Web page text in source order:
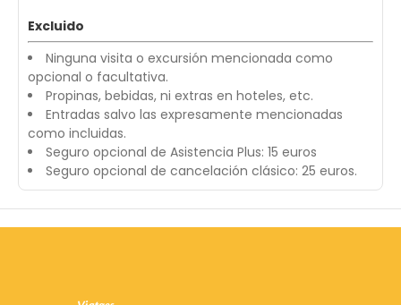
Excluido
Ninguna visita o excursión mencionada como
opcional o facultativa.
Propinas, bebidas, ni extras en hoteles, etc.
Entradas salvo las expresamente mencionadas
como incluidas.
Seguro opcional de Asistencia Plus: 15 euros
Seguro opcional de cancelación clásico: 25 euros.